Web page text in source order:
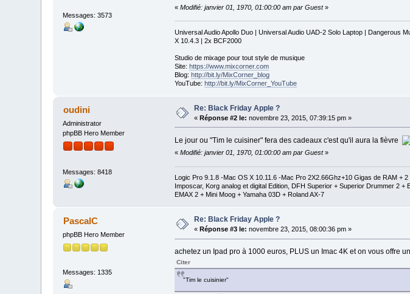
Messages: 3573
« Modifié: janvier 01, 1970, 01:00:00 am par Guest»
Universal Audio Apollo Duo | Universal Audio UAD-2 Solo Laptop | Dangerous
X 10.4.3 | 2x BCF2000
Studio de mixage pour tout style de musique
Site: https://www.mixcorner.com
Blog: http://bit.ly/MixCorner_blog
YouTube: http://bit.ly/MixCorner_YouTube
oudini
Administrator
phpBB Hero Member
Messages: 8418
Re: Black Friday Apple ?
«Réponse #2 le: novembre 23, 2015, 07:39:15 pm »
Le jour ou "Tim le cuisiner" fera des cadeaux c'est qu'il aura la fièvre
« Modifié: janvier 01, 1970, 01:00:00 am par Guest»
Logic Pro 9.1.8 -Mac OS X 10.11.6 -Mac Pro 2X2.66Ghz+10 Gigas de RAM
Imposcar, Korg analog et digital Edition, DFH Superior + Superior Drummer 2
EMAX 2 + Mini Moog + Yamaha 03D + Roland AX-7
PascalC
phpBB Hero Member
Messages: 1335
Re: Black Friday Apple ?
« Réponse #3 le: novembre 23, 2015, 08:00:36 pm »
achetez un Ipad pro à 1000 euros, PLUS un Imac 4K et on vous offre
Citer
"Tim le cuisinier"